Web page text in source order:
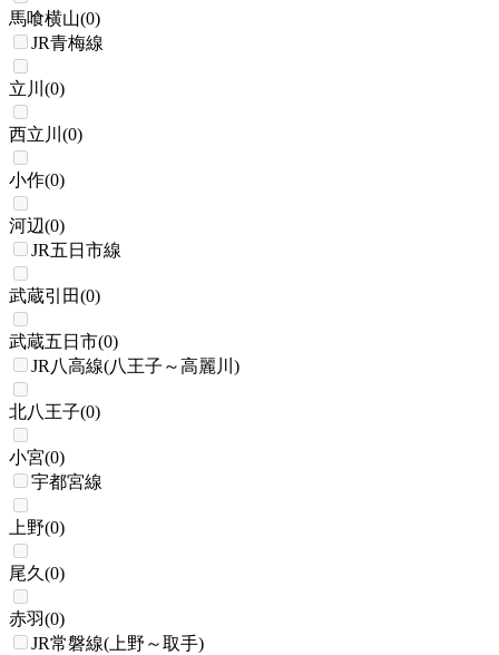
馬喰横山(0)
JR青梅線
立川 (0)
西立川 (0)
小作(0)
河辺(0)
JR五日市線
武蔵引田(0)
武蔵五日市(0)
JR八高線(八王子～高麗川)
北八王子(0)
小宮(0)
宇都宮線
上野(0)
尾久 (0)
赤羽(0)
JR常磐線(上野～取手)